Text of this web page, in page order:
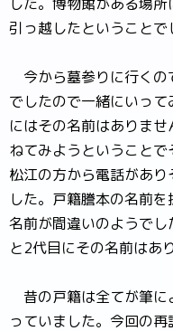
引っ越したということで
今から墓参りに行くの
でしたので一緒にいっ
にはその名前はありま
ねてみようということで
松江の方から電話があ
した。戸籍謄本の名前
名前が間違いのようで
と2代目にその名前はあ
昔の戸籍は全てが筆に
っていました。今回の